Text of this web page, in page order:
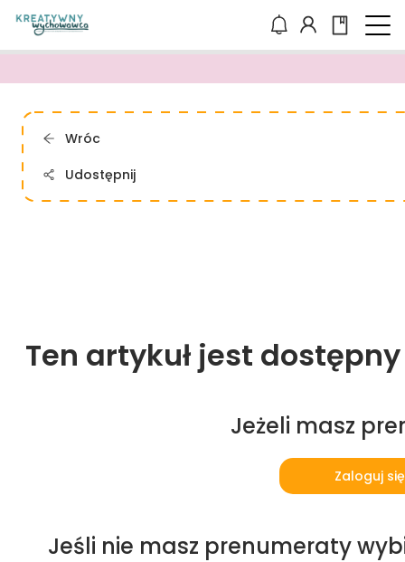
Wróc
Udostępnij
Ten artykuł jest
Jeżeli masz
Zaloguj się
Jeśli nie masz prenumeraty